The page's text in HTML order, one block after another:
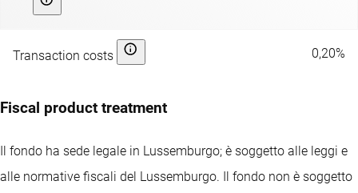
Transaction costs 0,20%
Fiscal product treatment
Il fondo ha sede legale in Lussemburgo; è soggetto alle leggi e
alle normative fiscali del Lussemburgo. Il fondo non è soggetto